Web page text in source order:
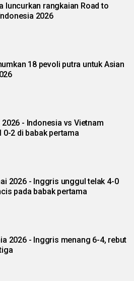
luncurkan rangkaian Road to
2026
18 pevoli putra untuk Asian
2026 - Indonesia vs Vietnam
2 di babak pertama
unggul telak 4-0
pada babak pertama
2026 - Inggris menang 6-4, rebut